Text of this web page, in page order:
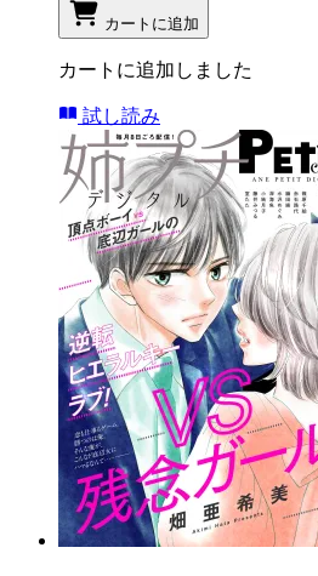
カートに追加
カートに追加しました
試し読み